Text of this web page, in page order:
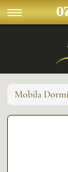
Mobila